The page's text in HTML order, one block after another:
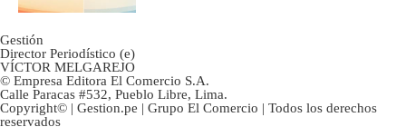
Gestión
Director Periodístico (e)
VÍCTOR MELGAREJO
© Empresa Editora El Comercio S.A.
Calle Paracas #532, Pueblo Libre, Lima.
Copyright© | Gestion.pe | Grupo El Comercio | Todos los derechos
reservados